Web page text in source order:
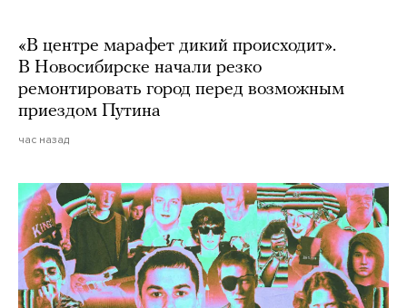
«В центре марафет дикий происходит».
В Новосибирске начали резко
ремонтировать город перед возможным
приездом Путина
час назад